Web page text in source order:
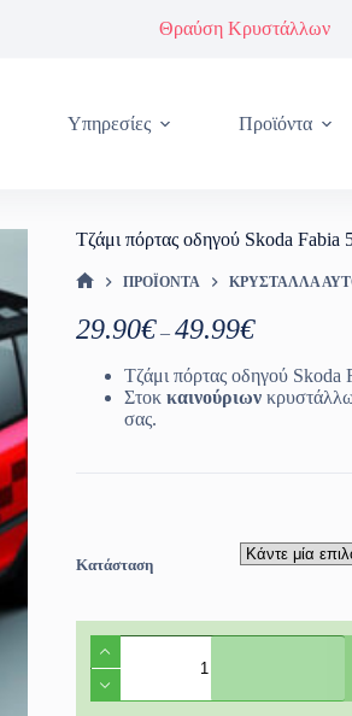
Θραύση Κρυστάλλων
Υπηρεσίες Προϊόντα
Τζάμι πόρτας οδηγού Skoda Fabia
ΠΡΟΪΌΝΤΑ ΚΡΎΣΤΑΛΛΑ
29.90€ – 49.99€Price
range:
29.90€
through
49.99€
Τζάμι πόρτας οδηγού
Στοκ καινούριων
σας.
Κατάσταση
πόρτας
οδηγού
Skoda